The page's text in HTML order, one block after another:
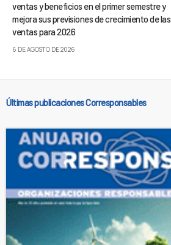
ventas y beneficios en el primer semestre y
mejora sus previsiones de crecimiento de las
ventas para 2026
6 DE AGOSTO DE 2026
Últimas publicaciones Corresponsables